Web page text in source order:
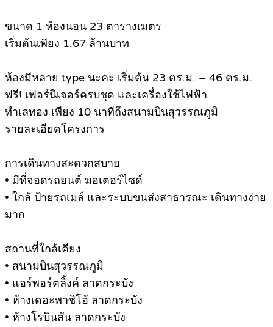
ขนาด 1 ห้องนอน 23 ตารางเมตร
เริ่มต้นเพียง 1.67 ล้านบาท
ห้องมีหลาย type นะคะ เริ่มต้น 23 ตร.ม. – 46 ตร.ม.
ฟรี! เฟอร์นิเจอร์ครบชุด และเครื่องใช้ไฟฟ้า
ทำเลทอง เพียง 10 นาทีถึงสนามบินสุวรรณภูมิ
รายละเอียดโครงการ
การเดินทางสะดวกสบาย
• มีที่จอดรถยนต์ มอเตอร์ไซด์
• ใกล้ ป้ายรถเมล์ และระบบขนส่งสาธารณะ เดินทางง่าย
มาก
สถานที่ใกล้เคียง
• สนามบินสุวรรณภูมิ
• แอร์พอร์ตลิ้งค์ ลาดกระบัง
• ห้างเดอะพาซิโอ้ ลาดกระบัง
• ห้างโรบินสัน ลาดกระบัง